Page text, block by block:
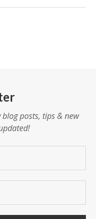
posts, tips & new